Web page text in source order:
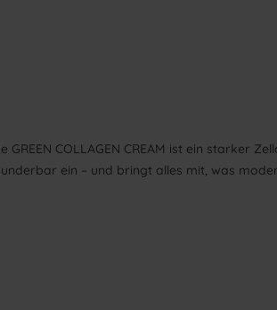
COLLAGEN CREAM ist ein starker
ein – und bringt alles mit, was